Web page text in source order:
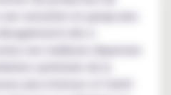
sensation en gorge plus
liés à
une meilleure dispersion
plus intenses et l'arrêt